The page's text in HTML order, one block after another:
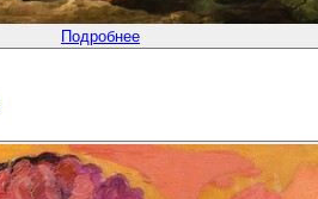
Подробнее